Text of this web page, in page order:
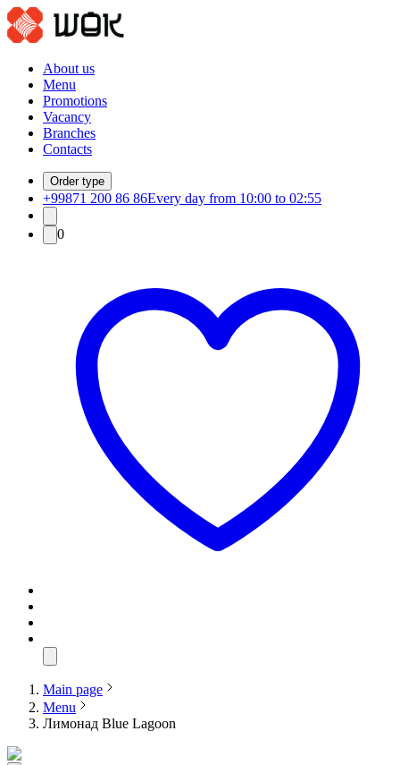
About us
Menu
Promotions
Vacancy
Branches
Contacts
Order type
+99871 200 86 86Every day from 10:00 to 02:55
0
Main page
Menu
Лимонад Blue Lagoon